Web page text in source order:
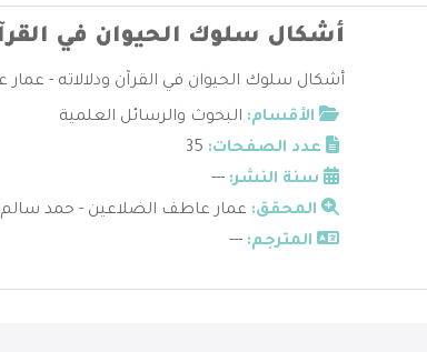
أشكال سلوك الحيوان في
أشكال سلوك الحيوان في القرآن ودلالاته -
الأقسام: البحوث والرسائل العلمية
عدد الصفحات:
سنة النشر: ---
المحقق: عمار عاطف الضلاعين - حمد سالم
المترجم: ---